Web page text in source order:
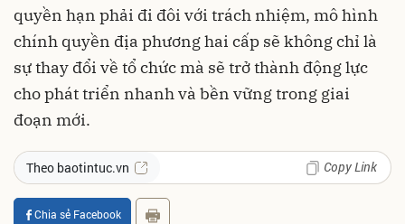
quyền hạn phải đi đôi với trách nhiệm, mô hình
chính quyền địa phương hai cấp sẽ không chỉ là
sự thay đổi về tổ chức mà sẽ trở thành động lực
cho phát triển nhanh và bền vững trong giai
đoạn mới.
Theo baotintuc.vn Copy Link
Chia sẻ Facebook